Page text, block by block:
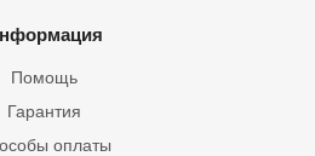
Помощь
Гарантия
оплаты